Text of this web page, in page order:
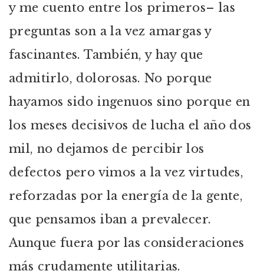
y me cuento entre los primeros– las
preguntas son a la vez amargas y
fascinantes. También, y hay que
admitirlo, dolorosas. No porque
hayamos sido ingenuos sino porque en
los meses decisivos de lucha el año dos
mil, no dejamos de percibir los
defectos pero vimos a la vez virtudes,
reforzadas por la energía de la gente,
que pensamos iban a prevalecer.
Aunque fuera por las consideraciones
más crudamente utilitarias.